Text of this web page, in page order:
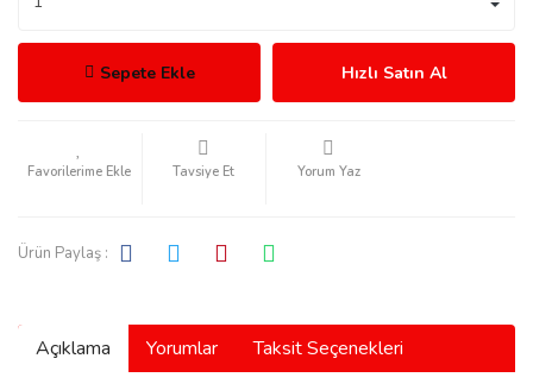
Sepete Ekle Hızlı Satın Al
Tavsiye Et Yorum Yaz
Ürün Paylaş :
Açıklama Yorumlar Taksit Seçenekleri